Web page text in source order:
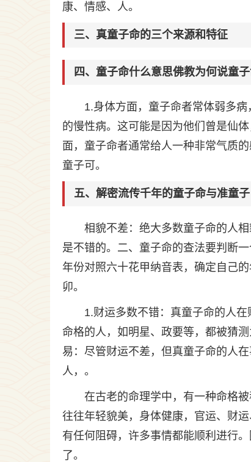
康、情感、人。
三、真童子命的三个来源和特征
四、童子命什么意思佛教为何说童
1.身体方面，童子命者常体弱多
的慢性病。这可能是因为他们曾是仙
面，童子命者通常给人一种非常气质
童子可。
五、解密流传千年的童子命与准童子
相貌不差：绝大多数童子命的人
是不错的。二、童子命的查法要判断
年份对照六十花甲纳音表，确定自己
卯。
1.财运多数不错：真童子命的人
命格的人，如明星、政要等，都被猜
易：尽管财运不差，但真童子命的人
人，。
在古老的命理学中，有一种命格
往往年轻貌美，身体健康，官运、财
有任何阻碍，许多事情都能顺利进行。
了。